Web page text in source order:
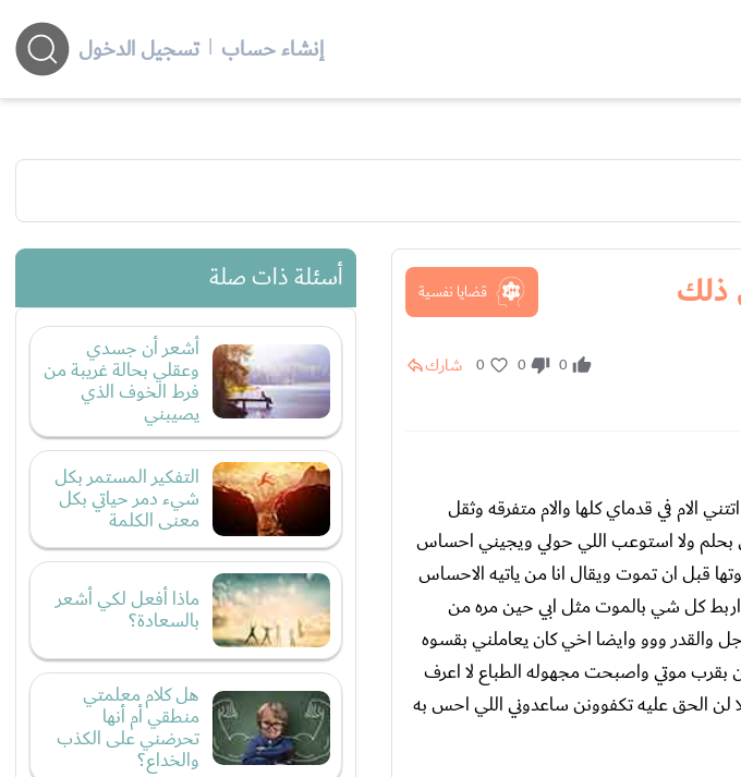
إنشاء حساب | تسجيل الدخول
ذلك قضايا نفسية
0
0
0 شارك
الام في قدماي كلها والام متفرقه وثقل
ولا استوعب اللي حولي ويجيني احساس
قبل ان تموت ويقال انا من ياتيه الاحساس
اربط كل شي بالموت مثل ابي حين مره من
والقدر ووو وايضا اخي كان يعاملني بقسوه
موتي واصبحت مجهوله الطباع لا اعرف
لن الحق عليه تكفوونن ساعدوني اللي احس به
أسئلة ذات صلة
أشعر أن جسدي
وعقلي بحالة غريبة من
فرط الخوف الذي
يصيبني
التفكير المستمر بكل
شيء دمر حياتي بكل
معنى الكلمة
ماذا أفعل لكي أشعر
بالسعادة؟
هل كلام معلمتي
منطقي أم أنها
تحرضني على الكذب
والخداع؟